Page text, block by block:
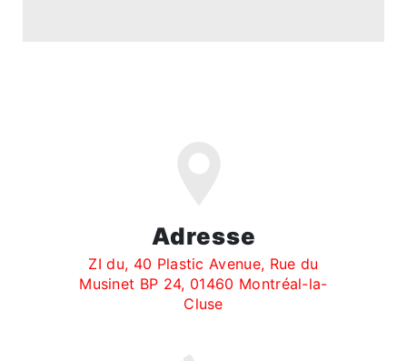
Adresse
ZI du, 40 Plastic Avenue, Rue du
Musinet BP 24, 01460 Montréal-la-
Cluse